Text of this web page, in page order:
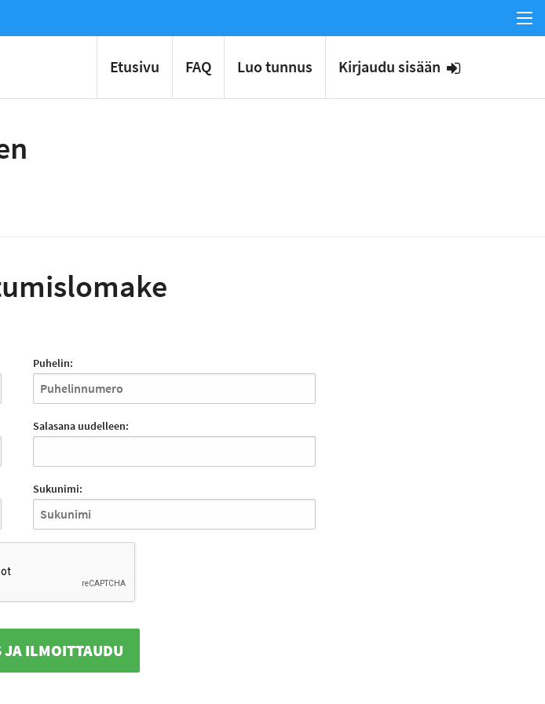
Etusivu FAQ Luo tunnus Kirjaudu sisään
Puhelin:
Salasana uudelleen:
Sukunimi:
JA ILMOITTAUDU